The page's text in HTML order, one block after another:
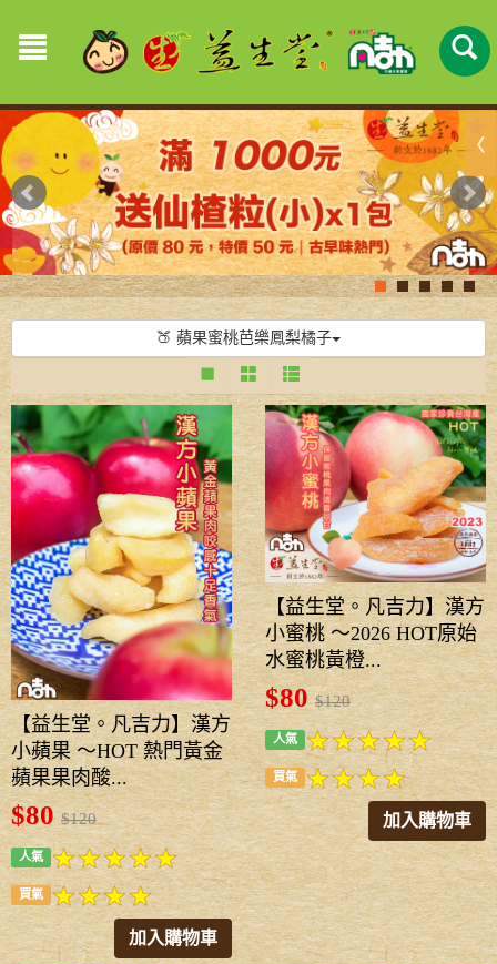
🍑 蘋果蜜桃芭樂鳳梨橘子
【益生堂。凡吉力】漢方
小蘋果 ～HOT 熱門黃金
蘋果果肉酸...
$80$120
人氣
買氣
加入購物車
【益生堂。凡吉力】漢方
小蜜桃 ～2026 HOT原始
水蜜桃黃橙...
$80$120
人氣
買氣
加入購物車